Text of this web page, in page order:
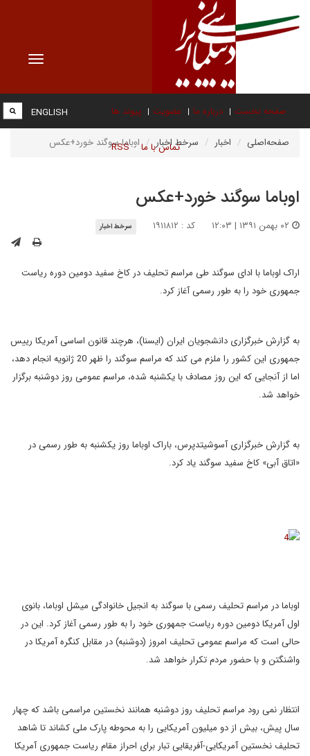
Toggle
صفحه نخست درباره ما عضویت پیوند ها
تماس با ما RSS
ENGLISH
صفحه‌اصلی اخبار سرخط اخبار اوباما سوگند خورد+عکس
اوباما سوگند خورد+عکس
کد : ۱۹۱۱۸۱۲ سرخط اخبار
اراک اوباما با ادای سوگند طی مراسم تحلیف در کاخ سفید دومین دوره ریاست
جمهوری خود را به طور رسمی آغاز کرد.
به گزارش خبرگزاری دانشجویان ایران (ایسنا)، هرچند قانون اساسی آمریکا رییس
جمهوری این کشور را ملزم می کند که مراسم سوگند را ظهر 20 ژانویه انجام دهد،
اما از آنجایی که این روز مصادف با یکشنبه شده، مراسم عمومی روز دوشنبه برگزار
خواهد شد.
به گزارش خبرگزاری آسوشیتدپرس، باراک اوباما روز یکشنبه به طور رسمی در
«اتاق آبی» کاخ سفید سوگند یاد کرد.
اوباما در مراسم تحلیف رسمی با سوگند به انجیل خانوادگی میشل اوباما، بانوی
اول آمریکا دومین دوره ریاست جمهوری خود را به طور رسمی آغاز کرد. این در
حالی است که مراسم عمومی تحلیف امروز (دوشنبه) در مقابل کنگره آمریکا در
واشنگتن و با حضور مردم تکرار خواهد شد.
انتظار نمی رود مراسم تحلیف روز دوشنبه همانند نخستین مراسمی باشد که چهار
سال پیش، بیش از دو میلیون آمریکایی را به محوطه پارک ملی کشاند تا شاهد
تحلیف نخستین آمریکایی-آفریقایی تبار برای احراز مقام ریاست جمهوری آمریکا